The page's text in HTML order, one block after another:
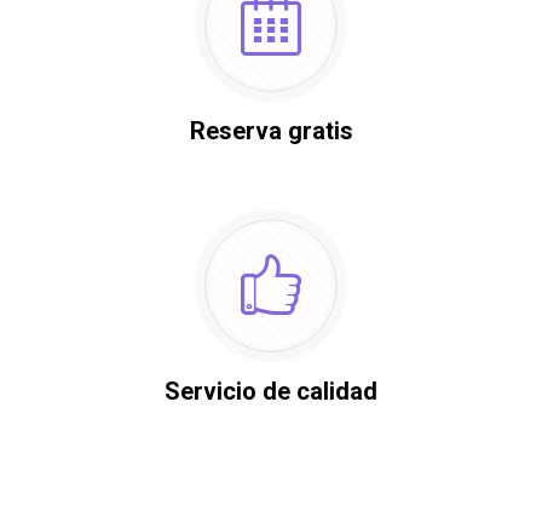
Reserva gratis
Servicio de calidad